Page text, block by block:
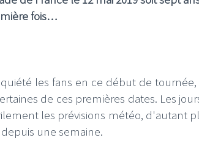
fois…
les fans en ce début de
de ces premières dates. Les
les prévisions météo, d'autant
une semaine.